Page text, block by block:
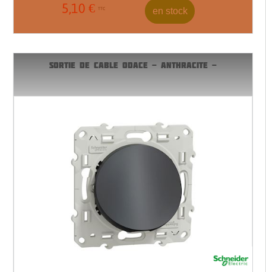
5,10 € TTC en stock
SORTIE DE CABLE ODACE - ANTHRACITE -